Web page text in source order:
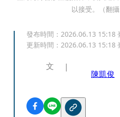
以接受。（翻
發布時間： 2026.06.13 15:18
更新時間： 2026.06.13 15:18
文
陳凱俊